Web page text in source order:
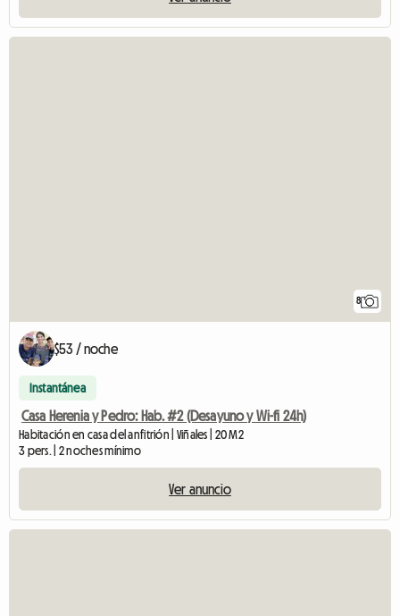
8
$53 / noche
Instantánea
Casa Herenia y Pedro: Hab. #2 (Desayuno y Wi-fi 24h)
Habitación en casa del anfitrión | Viñales | 20 M2
3 pers. | 2 noches mínimo
Ver anuncio